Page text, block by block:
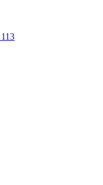
113